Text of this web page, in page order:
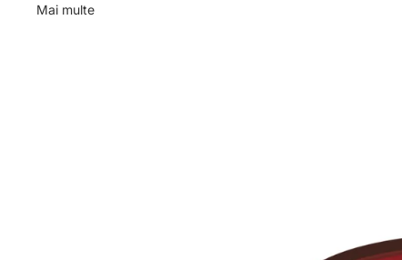
Mai multe